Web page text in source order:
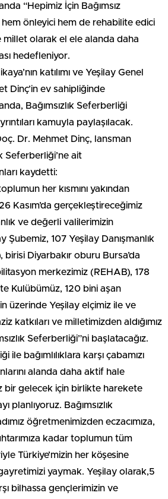
“Hepimiz İçin Bağımsız
önleyici hem de rehabilite edici
olarak el ele alanda daha
hedefleniyor.
katılımı ve Yeşilay Genel
Dinç’in ev sahipliğinde
Bağımsızlık Seferberliği
kamuyla paylaşılacak.
Dr. Mehmet Dinç, lansman
Seferberliği’ne ait
kaydetti:
her kısmını yakından
Kasım’da gerçekleştireceğimiz
ve değerli valilerimizin
Şubemiz, 107 Yeşilay Danışmanlık
Diyarbakır oburu Bursa’da
merkezimiz (REHAB), 178
Kulübümüz, 120 bini aşan
üzerinde Yeşilay elçimiz ile ve
katkıları ve milletimizden aldığımız
Seferberliği”ni başlatacağız.
ile bağımlılıklara karşı çabamızı
alanda daha aktif hale
bir gelecek için birlikte harekete
planlıyoruz. Bağımsızlık
öğretmenimizden eczacımıza,
kadar toplumun tüm
Türkiye’mizin her köşesine
yaymak. Yeşilay olarak,5
bilhassa gençlerimizin ve